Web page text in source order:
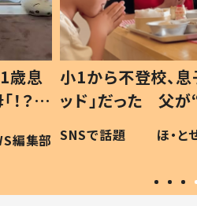
歳息
？」
編集部
小1から不登校、息
ッド」だった 父
作り続ける理由
#令和の子
SNSで話題 ほ・